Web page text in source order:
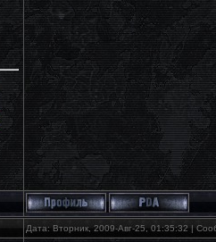
Дата: Вторник, 2009-Авг-25, 01:35:32 |